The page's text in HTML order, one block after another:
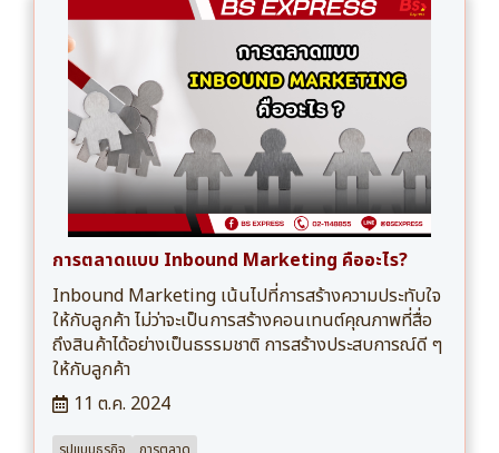
การตลาดแบบ Inbound Marketing คืออะไร?
Inbound Marketing เน้นไปที่การสร้างความประทับใจ
ให้กับลูกค้า ไม่ว่าจะเป็นการสร้างคอนเทนต์คุณภาพที่สื่อ
ถึงสินค้าได้อย่างเป็นธรรมชาติ การสร้างประสบการณ์ดี ๆ
ให้กับลูกค้า
11 ต.ค. 2024